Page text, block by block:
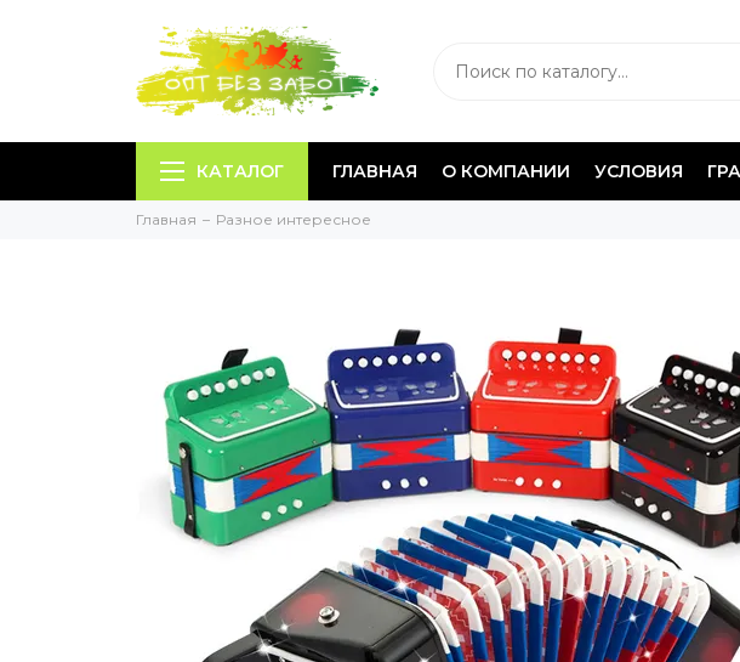
КАТАЛОГ ГЛАВНАЯ О КОМПАНИИ УСЛОВИЯ
Главная Разное интересное